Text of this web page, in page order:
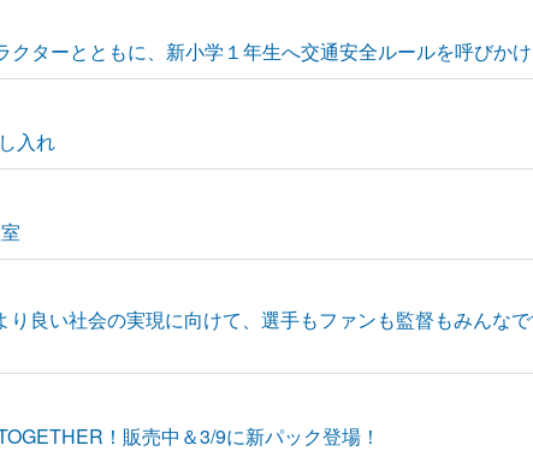
クターとともに、新小学１年生へ交通安全ルールを呼びか
入れ
良い社会の実現に向けて、選手もファンも監督もみんな
！販売中＆3/9に新パック登場！